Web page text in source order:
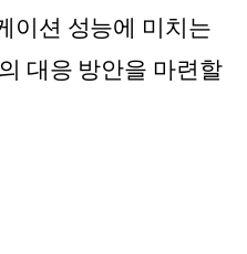
이션 성능에 미치는
대응 방안을 마련할